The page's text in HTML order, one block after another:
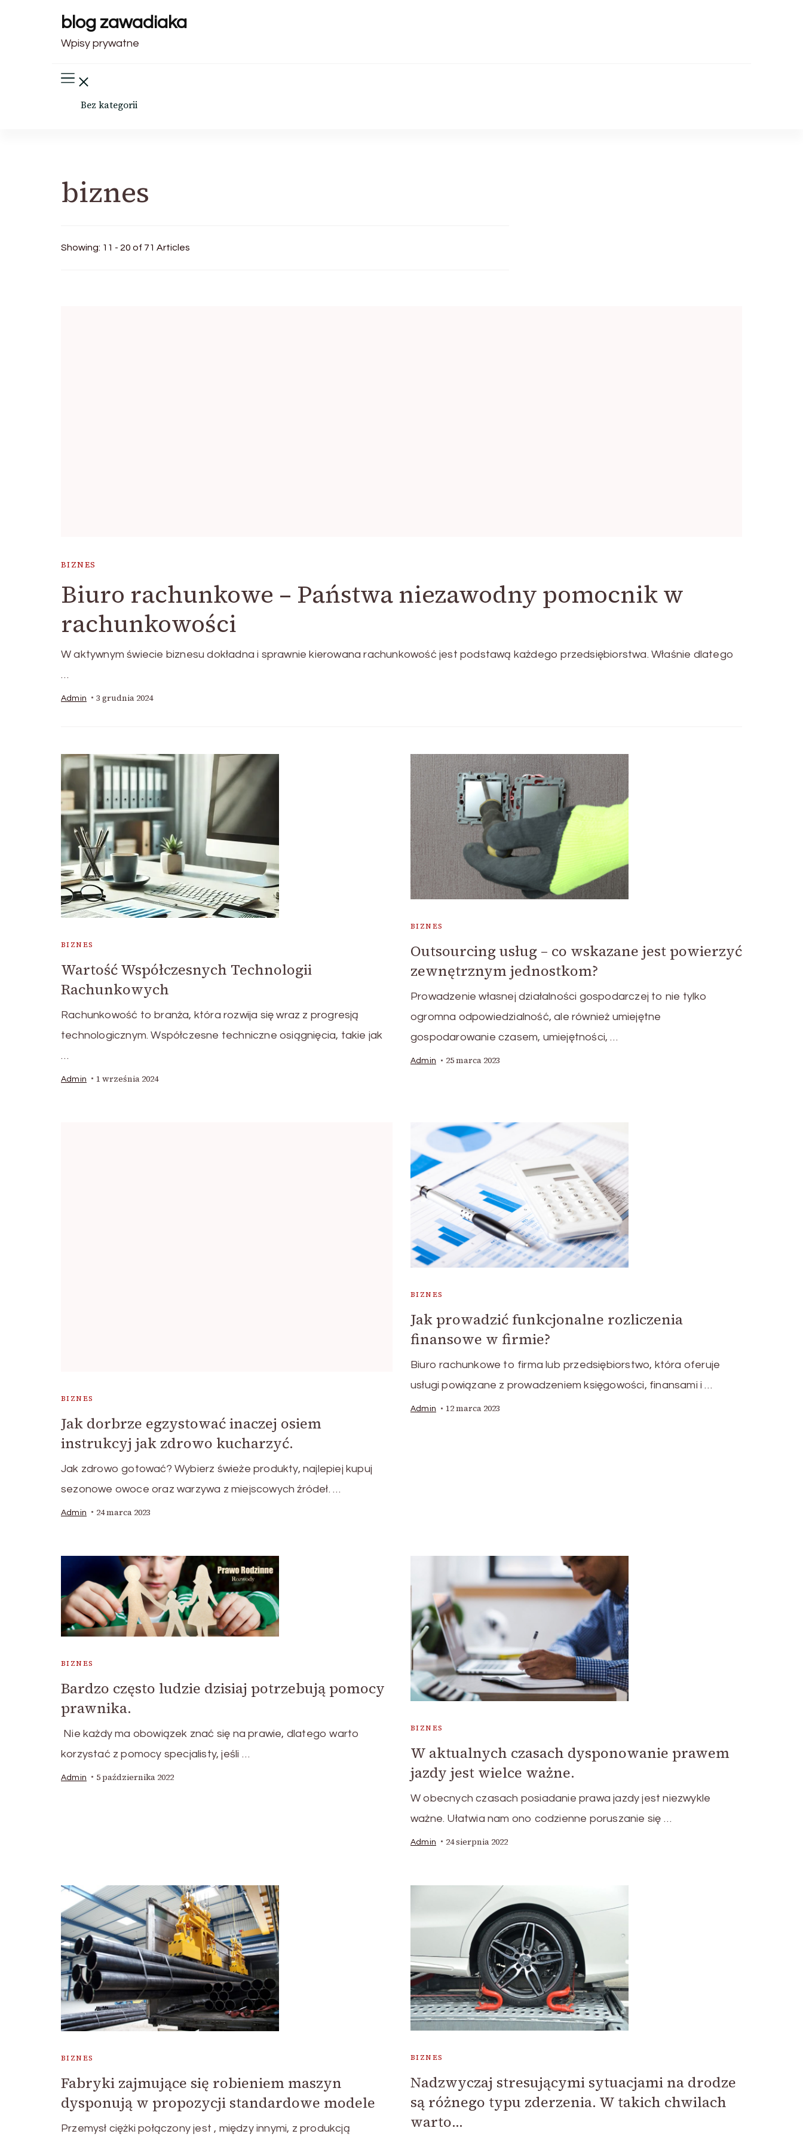
blog zawadiaka
Wpisy prywatne
Bez kategorii
biznes
Showing: 11 - 20 of 71 Articles
BIZNES
Biuro rachunkowe – Państwa niezawodny pomocnik w
rachunkowości
W aktywnym świecie biznesu dokładna i sprawnie kierowana rachunkowość jest podstawą każdego przedsiębiorstwa. Właśnie dlatego
…
Admin 3 grudnia 2024
BIZNES
Wartość Współczesnych Technologii
Rachunkowych
Rachunkowość to branża, która rozwija się wraz z progresją
technologicznym. Współczesne techniczne osiągnięcia, takie jak
…
Admin 1 września 2024
BIZNES
Outsourcing usług – co wskazane jest powierzyć
zewnętrznym jednostkom?
Prowadzenie własnej działalności gospodarczej to nie tylko
ogromna odpowiedzialność, ale również umiejętne
gospodarowanie czasem, umiejętności, …
Admin 25 marca 2023
BIZNES
Jak dorbrze egzystować inaczej osiem
instrukcyj jak zdrowo kucharzyć.
Jak zdrowo gotować? Wybierz świeże produkty, najlepiej kupuj
sezonowe owoce oraz warzywa z miejscowych źródeł. …
Admin 24 marca 2023
BIZNES
Jak prowadzić funkcjonalne rozliczenia
finansowe w firmie?
Biuro rachunkowe to firma lub przedsiębiorstwo, która oferuje
usługi powiązane z prowadzeniem księgowości, finansami i …
Admin 12 marca 2023
BIZNES
Bardzo często ludzie dzisiaj potrzebują pomocy
prawnika.
Nie każdy ma obowiązek znać się na prawie, dlatego warto
korzystać z pomocy specjalisty, jeśli …
Admin 5 października 2022
BIZNES
W aktualnych czasach dysponowanie prawem
jazdy jest wielce ważne.
W obecnych czasach posiadanie prawa jazdy jest niezwykle
ważne. Ułatwia nam ono codzienne poruszanie się …
Admin 24 sierpnia 2022
BIZNES
Fabryki zajmujące się robieniem maszyn
dysponują w propozycji standardowe modele
Przemysł ciężki połączony jest , między innymi, z produkcją
BIZNES
Nadzwyczaj stresującymi sytuacjami na drodze
są różnego typu zderzenia. W takich chwilach
warto…